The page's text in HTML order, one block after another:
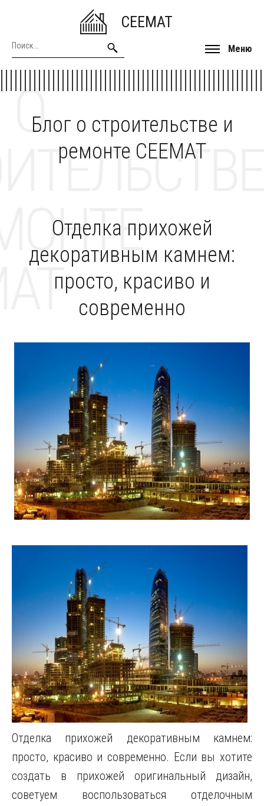
CEEMAT
Меню
Блог о строительстве и
ремонте CEEMAT
О
Отделка прихожей
декоративным камнем:
просто, красиво и
современно
Отделка прихожей декоративным камнем:
просто, красиво и современно. Если вы хотите
создать в прихожей оригинальный дизайн,
советуем воспользоваться отделочным